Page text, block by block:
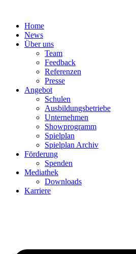
springenHome
News
Über uns
Team
Feedback
Referenzen
Presse
Angebot
Schulen
Ausbildungsbetriebe
Unternehmen
Showprogramm
Spielplan
Spielplan Archiv
Förderung
Spenden
Mediathek
Downloads
Karriere